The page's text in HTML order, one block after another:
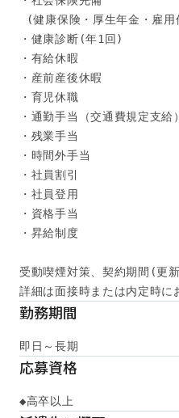
(健康保険・厚生年金・雇
・健康診断(年1回)
・有給休暇
・産前産後休暇
・育児休職
・通勤手当（交通費規定支給）
・残業手当
・時間外手当
・社員割引
・社員登用
・資格手当
・昇給制度
受動喫煙対策、契約期間(更
詳細は面接時または内定時に
勤務期間
即日～長期
応募資格
◆高卒以上